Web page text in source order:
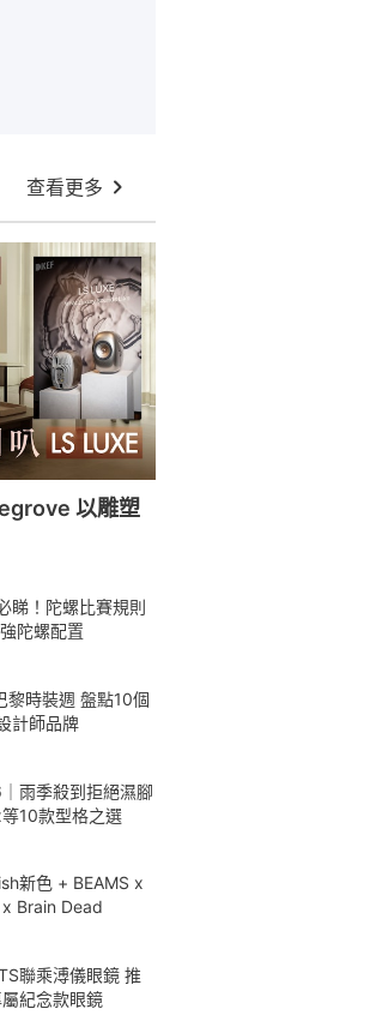
查看更多
以雕塑
睇！陀螺比賽規則
陀螺配置
黎時裝週 盤點10個
計師品牌
雨季殺到拒絕濕腳
10款型格之選
新色 + BEAMS x
Brain Dead
聯乘溥儀眼鏡 推
紀念款眼鏡